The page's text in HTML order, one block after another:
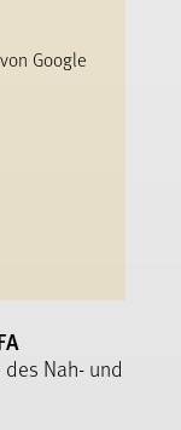
Google
Nah- und